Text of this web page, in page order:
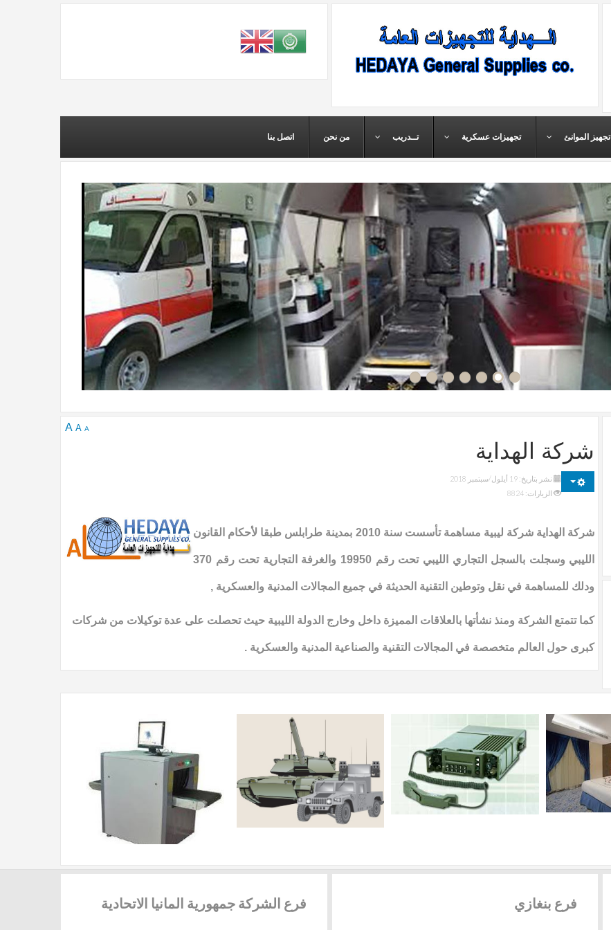
تجهيز الموانئ تجهيزات عسكرية تــدريب من نحن اتصل بنا
A
A
A
شركة الهداية
نشر بتاريخ: 19 أيلول/سبتمبر 2018
الزيارات: 8824
شركة الهداية شركة ليبية مساهمة تأسست سنة 2010 بمدينة طرابلس طبقا لأحكام القانون
الليبي وسجلت بالسجل التجاري الليبي تحت رقم 19950 والغرفة التجارية تحت رقم 370
ودلك للمساهمة في نقل وتوطين التقنية الحديثة في جميع المجالات المدنية والعسكرية ,
كما تتمتع الشركة ومنذ نشأتها بالعلاقات المميزة داخل وخارج الدولة الليبية حيث تحصلت على عدة توكيلات من شركات
كبرى حول العالم متخصصة في المجالات التقنية والصناعية المدنية والعسكرية .
فرع بنغازي فرع الشركة جمهورية المانيا الاتحادية